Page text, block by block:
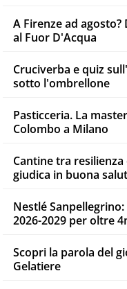
A Firenze ad
al Fuor D'Acqua
Cruciverba e quiz
sotto l'ombrellone
Pasticceria. La
Colombo a Milano
Cantine tra
giudica in buona
Nestlé
2026-2029 per oltre
Scopri la parola del
Gelatiere